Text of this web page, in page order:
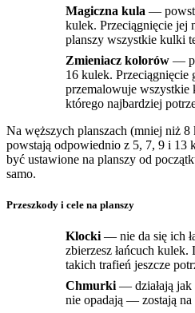
Magiczna kula —
kulek. Przeciągnięcie jej
planszy wszystkie kulki
Zmieniacz kolorów —
16 kulek. Przeciągnięcie
przemalowuje
którego najbardziej
Na węższych planszach (mniej niż
powstają odpowiednio z 5, 7, 9 i 13
być ustawione na planszy od
samo.
Przeszkody i cele na planszy
Klocki — nie da się ich
zbierzesz łańcuch
takich trafień jeszcze
Chmurki — działają jak
nie opadają — zostają na